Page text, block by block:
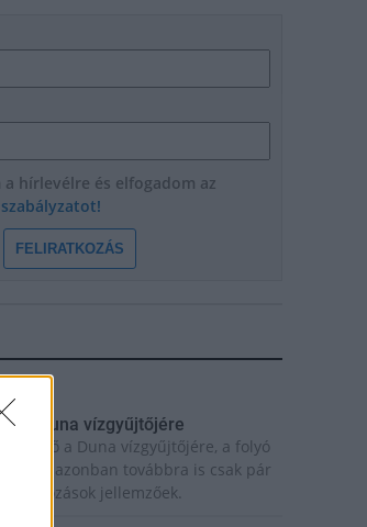
a hírlevélre és elfogadom az
FELIRATKOZÁS
a Duna vízgyűjtőjére
várt eső a Duna vízgyűjtőjére, a folyó
azonban továbbra is csak pár
jellemzőek.